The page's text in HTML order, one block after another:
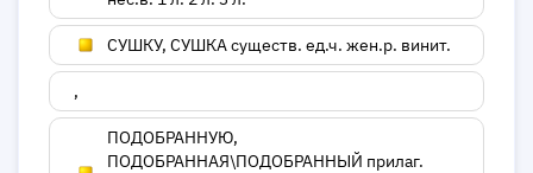
СУШКУ, СУШКА существ. ед.ч. жен.р. винит.
,
ПОДОБРАННУЮ,
ПОДОБРАННАЯ\ПОДОБРАННЫЙ прилаг.